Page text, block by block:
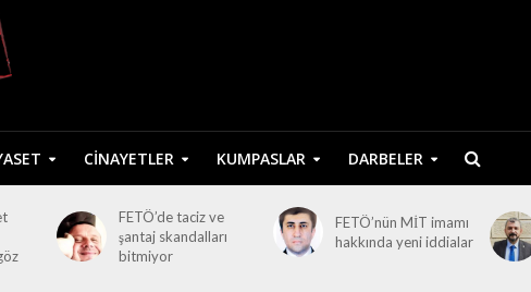
CINAYETLER KUMPASLAR DARBELER
FETÖ’de taciz ve
şantaj skandalları
bitmiyor
FETÖ’nün MİT imamı
hakkında yeni iddialar